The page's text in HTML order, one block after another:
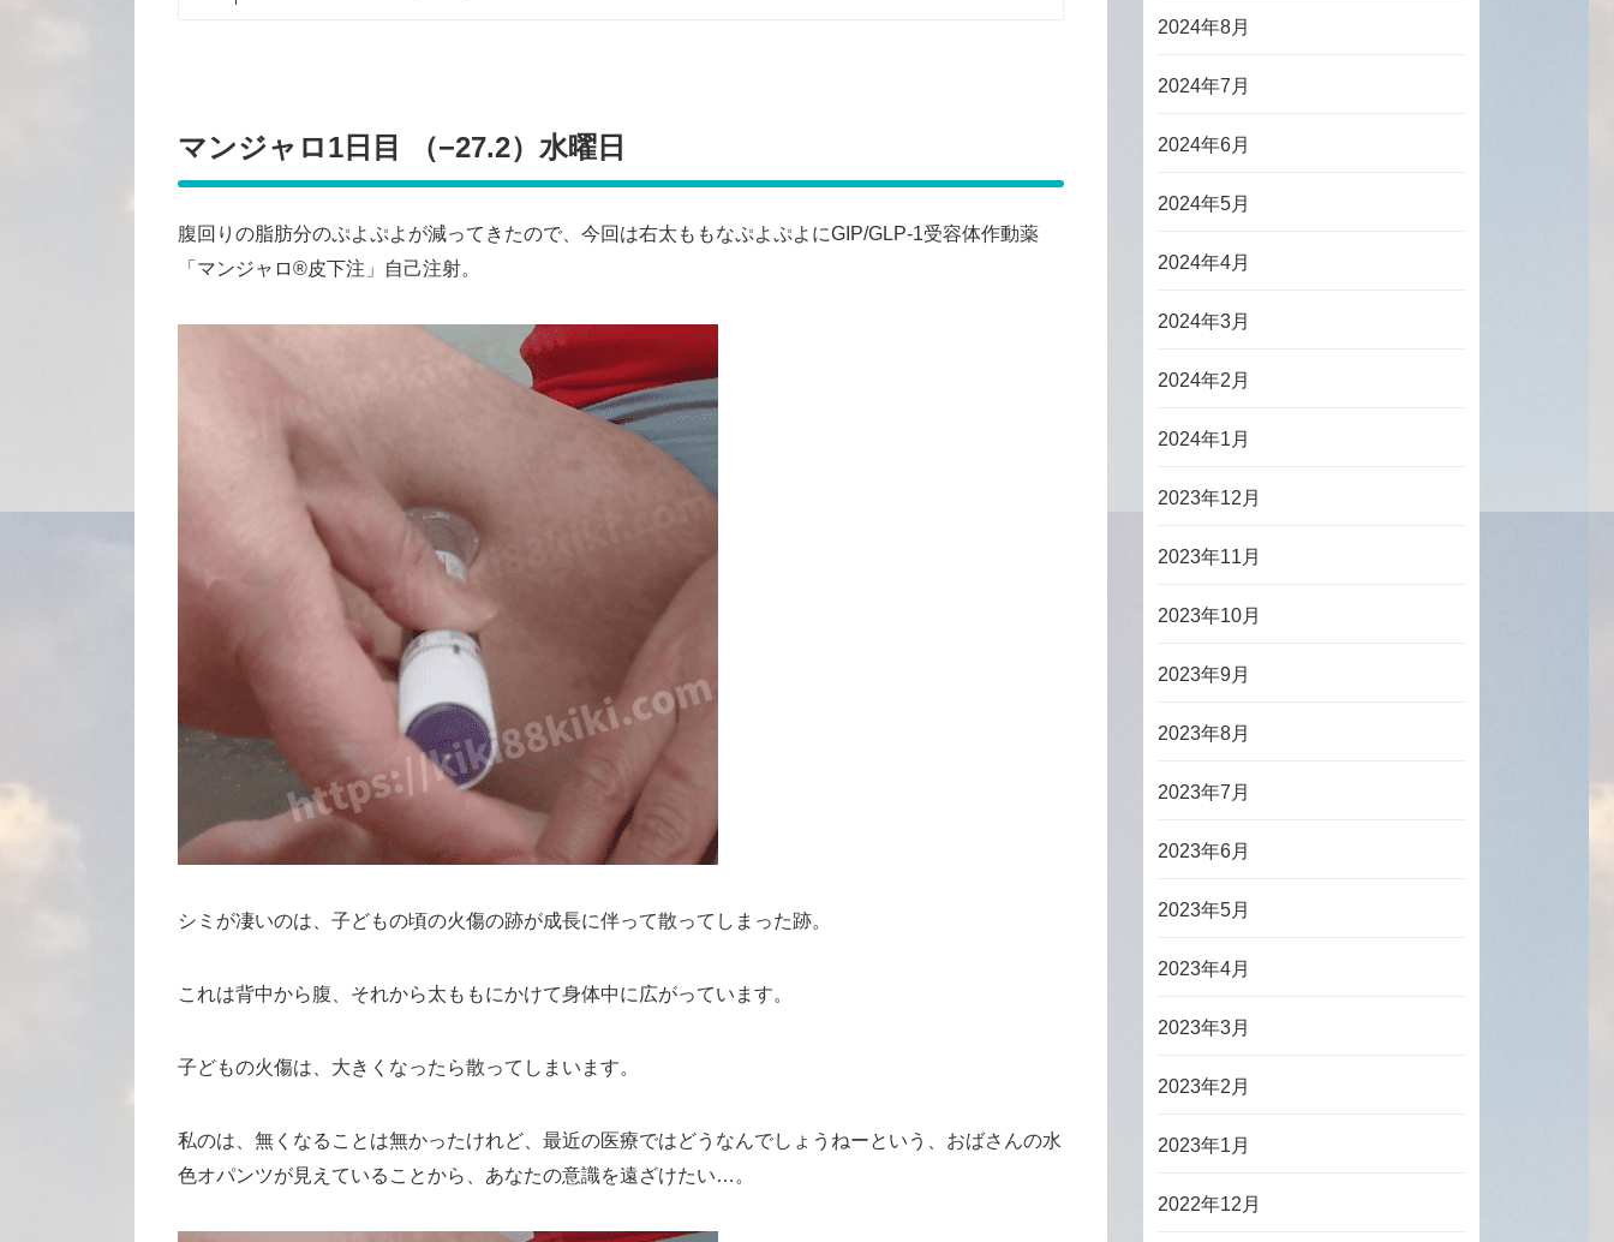
マンジャロ1日目 （−27.2）水曜日
腹回りの脂肪分のぷよぷよが減ってきたので、今回は右太ももなぷよぷよにGIP/GLP-1受容体作動薬
「マンジャロ®皮下注」自己注射。
シミが凄いのは、子どもの頃の火傷の跡が成長に伴って散ってしまった跡。
これは背中から腹、それから太ももにかけて身体中に広がっています。
子どもの火傷は、大きくなったら散ってしまいます。
私のは、無くなることは無かったけれど、最近の医療ではどうなんでしょうねーという、おばさんの水
色オパンツが見えていることから、あなたの意識を遠ざけたい…。
2024年8月
2024年7月
2024年6月
2024年5月
2024年4月
2024年3月
2024年2月
2024年1月
2023年12月
2023年11月
2023年10月
2023年9月
2023年8月
2023年7月
2023年6月
2023年5月
2023年4月
2023年3月
2023年2月
2023年1月
2022年12月